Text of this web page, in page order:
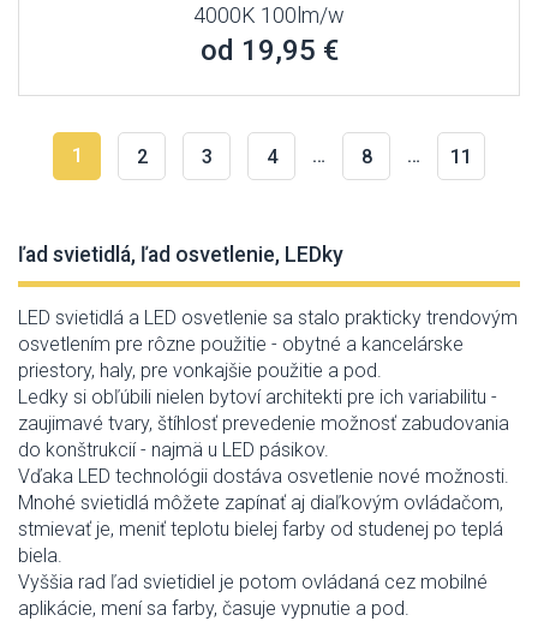
4000K 100lm/w
od 19,95 €
1 2 3 4 … 8 … 11
ľad svietidlá, ľad osvetlenie, LEDky
LED svietidlá a LED osvetlenie sa stalo prakticky trendovým
osvetlením pre rôzne použitie - obytné a kancelárske
priestory, haly, pre vonkajšie použitie a pod.
Ledky si obľúbili nielen bytoví architekti pre ich variabilitu -
zaujimavé tvary, štíhlosť prevedenie možnosť zabudovania
do konštrukcií - najmä u LED pásikov.
Vďaka LED technológii dostáva osvetlenie nové možnosti.
Mnohé svietidlá môžete zapínať aj diaľkovým ovládačom,
stmievať je, meniť teplotu bielej farby od studenej po teplá
biela.
Vyššia rad ľad svietidiel je potom ovládaná cez mobilné
aplikácie, mení sa farby, časuje vypnutie a pod.